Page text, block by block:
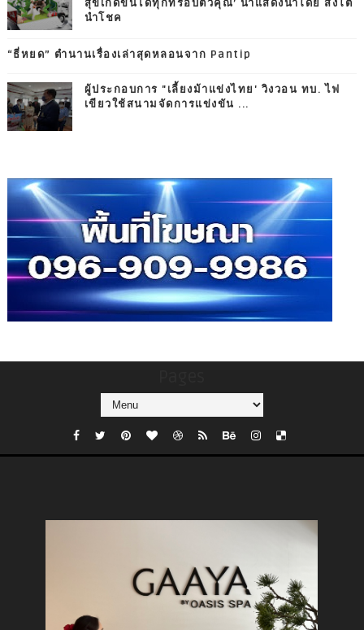
สุขเกิดขึ้นได้ทุกที่รอบตัวคุณ’ นำแสดงนำโดย สิงโต
นำโชค
“ธี่หยด” ตำนานเรื่องเล่าสุดหลอนจาก Pantip
ผู้ประกอบการ "เลี้ยงม้าแข่งไทย' วิงวอน ทบ. ไฟ
เขียวใช้สนามจัดการแข่งขัน ...